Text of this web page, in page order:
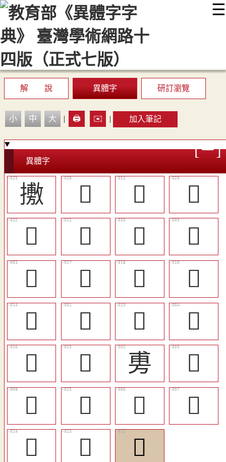
☰
::: 最新消息 常見問題 編輯說明
顯示模式
網站導覽
解 說 異體字 研訂瀏覽
小 中 大 | 🖨️ ✉️ | 加入筆記
異體字
㩤 󲟋 󲞽
󲟃
󲟅
󲟄 󲟉
󲞻
󲞶
󲟊 󲟁
󲞼
󲞾
𢾭 󲟂
𢾾
󲟀
󲞿 旉
󲞷
󲞺
󲟈 󲞸
󲞹
󲟇
󲟆 𨊴